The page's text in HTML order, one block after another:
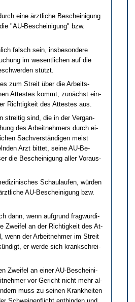
ei­ne ärzt­li­che Be­schei­ni­gung
"AU-Be­schei­ni­gung" bzw.
falsch sein, ins­be­son­de­re
im we­sent­li­chen auf die
stützt.
zum Streit über die Ar­beits­
At­tes­tes kommt, zunächst ein­
Rich­tig­keit des At­tes­tes aus.
strei­tig sind, die in der Ver­gan­
des Ar­beit­neh­mers durch ei­
Sach­verständi­gen meist
Arzt bit­tet, sei­ne AU-Be­
die Be­schei­ni­gung al­ler Vor­aus­
Schau­lau­fen, würden
AU-Be­schei­ni­gung bzw.
dann, wenn auf­grund fragwürdi­
Zwei­fel an der Rich­tig­keit des At­
der Ar­beit­neh­mer im Streit
er wer­de sich krank­schrei­
Zwei­fel an ei­ner AU-Be­schei­ni­
vor Ge­richt nicht mehr al­
muss zu sei­nen Krank­hei­ten